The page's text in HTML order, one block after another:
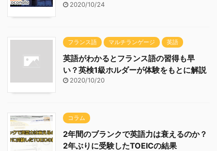
2020/10/24
フランス語 マルチランゲージ 英語
英語がわかるとフランス語の習得も早
い？英検1級ホルダーが体験をもとに解説
2020/10/20
コラム
2年間のブランクで英語力は衰えるのか？
2年ぶりに受験したTOEICの結果